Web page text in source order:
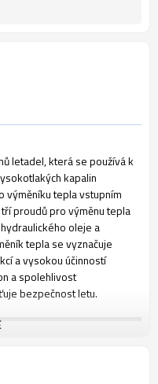
letadel, která se používá k
kapalin
výměníku tepla vstupním
proudů pro výměnu tepla
oleje a
tepla se vyznačuje
a vysokou účinností
a spolehlivost
bezpečnost letu.